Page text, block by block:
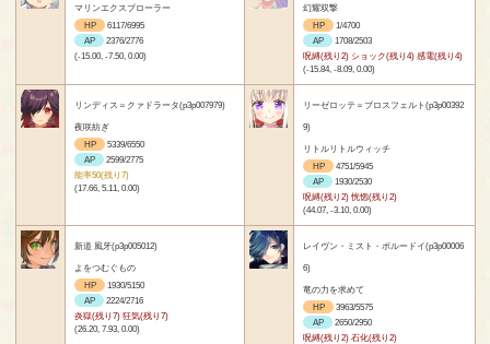
マリンエクスプローラー
HP
6117/6995
AP
2376/2776
(-15.00, -7.50, 0.00)
幻耀双撃
HP
1/4700
AP
1708/2503
呪縛(残り2) ショック(残り4) 感電(残り4)
(-15.84, -8.09, 0.00)
リンディス＝クァドラータ(p3p007979)
夜咲紡ぎ
HP
5339/6550
AP
2599/2775
能率50(残り7)
(17.66, 5.11, 0.00)
リーゼロッテ＝ブロスフェルト(p3p00392
9)
リトルリトルウィッチ
HP
4751/5945
AP
1930/2530
呪縛(残り2) 恍惚(残り2)
(44.07, -3.10, 0.00)
新道 風牙(p3p005012)
よをつむぐもの
HP
1930/5150
AP
2224/2716
炎獄(残り7) 狂気(残り7)
(26.20, 7.93, 0.00)
レイヴン・ミスト・ポルードイ(p3p00006
6)
竜の力を求めて
HP
3963/5575
AP
2650/2950
呪縛(残り2) 石化(残り2)